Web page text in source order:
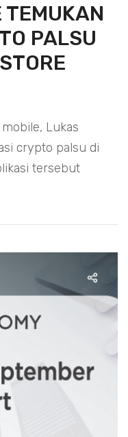
TEMUKAN
PALSU
Lukas
crypto palsu di
tersebut